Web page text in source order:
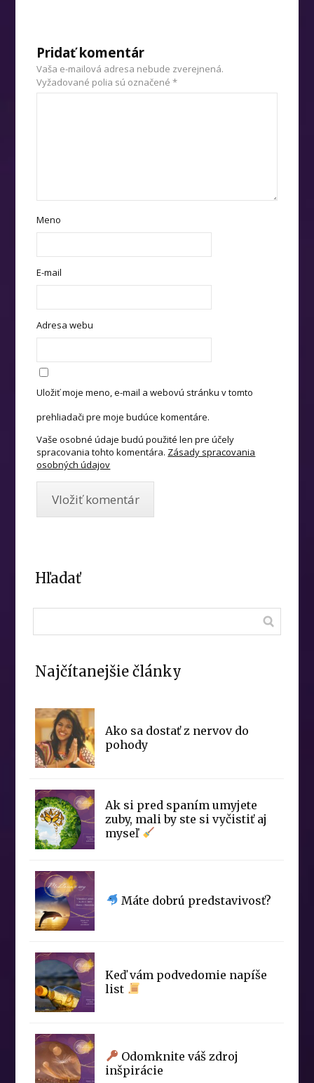
Pridať komentár
Vaša e-mailová adresa nebude zverejnená.
Vyžadované polia sú označené*
Meno
E-mail
Adresa webu
Uložiť moje meno, e-mail a webovú stránku v tomto
prehliadači pre moje budúce komentáre.
Vaše osobné údaje budú použité len pre účely
spracovania tohto komentára. Zásady spracovania
osobných údajov
Hľadať
Najčítanejšie články
Ako sa dostať z nervov do
pohody
Ak si pred spaním umyjete
zuby, mali by ste si vyčistiť aj
myseľ
Máte dobrú predstavivosť?
Keď vám podvedomie napíše
list
Odomknite váš zdroj
inšpirácie